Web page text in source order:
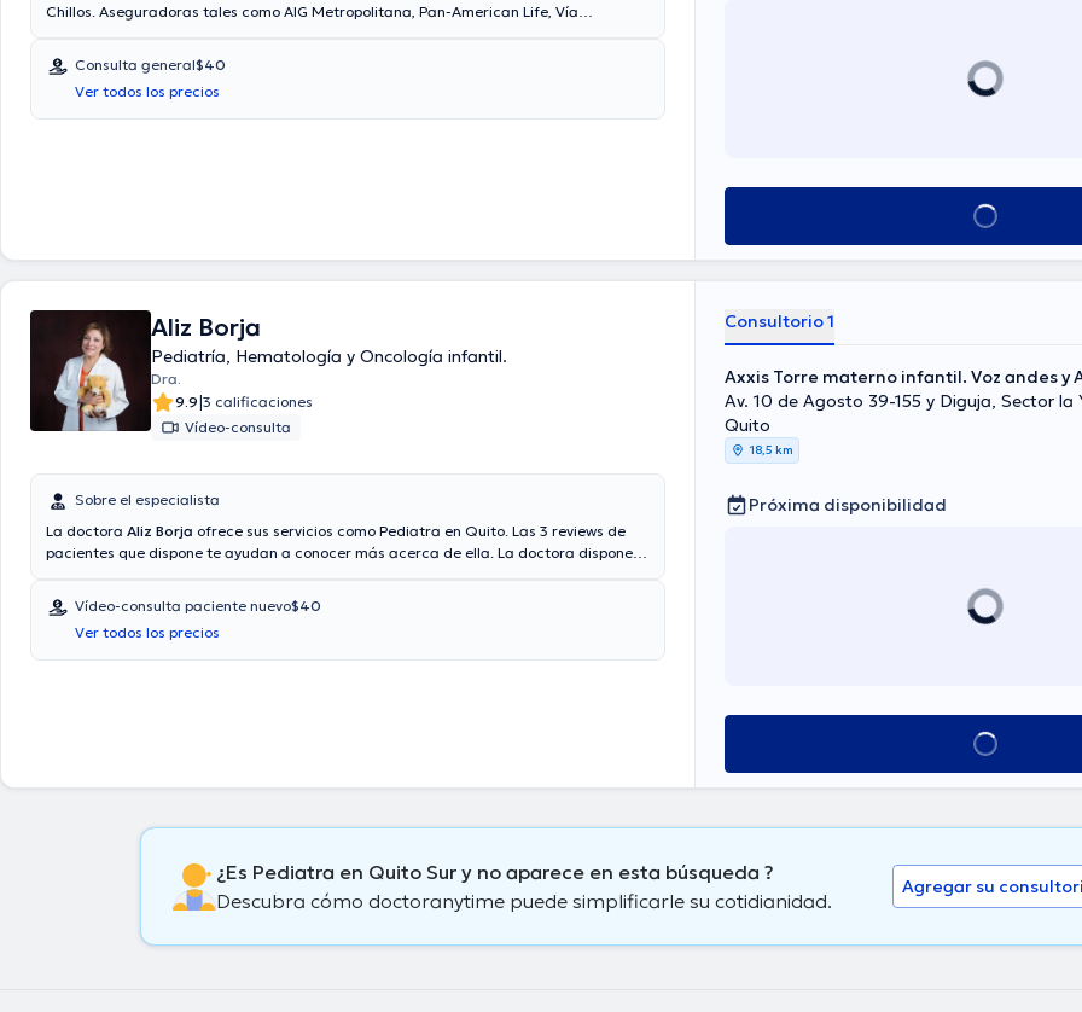
Chillos. Aseguradoras tales como AIG Metropolitana, Pan-American Life, Vía
doctor Diego Fernando Jaramillo Borja es de $40. Algunos de los servicios médicos
ofrecidos en el consultorio son: Control de crecimiento y desarrollo, Trastornos
alimenticios, Trastornos de sueño, Vacunación.
Consulta general$40
Ver todos los precios
Ver más horarios
Aliz Borja
Pediatría, Hematología y Oncología infantil.
Dra.
9.9|3 calificaciones
Vídeo-consulta
Sobre el especialista
La doctora Aliz Borja ofrece sus servicios como Pediatra en Quito. Las 3 reviews de
pacientes que dispone te ayudan a conocer más acerca de ella. La doctora dispone
American Life son aceptadas.
Vídeo-consulta paciente nuevo$40
Ver todos los precios
Consultorio 1
Axxis Torre materno infantil. Voz andes y
Av. 10 de Agosto 39-155 y Diguja, Sector la
Quito
18,5 km
Próxima disponibilidad
Ver más horarios
¿Es Pediatra en Quito Sur y no aparece en esta búsqueda ?
Descubra cómo doctoranytime puede simplificarle su cotidianidad.
Agregar su